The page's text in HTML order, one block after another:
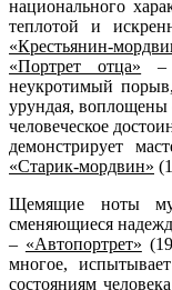
национального
теплотой и
«Крестьянин-
«Портрет отца» –
неукротимый
урундая, воплощены
человеческое
демонстрирует
«Старик-мордвин»
Щемящие ноты
сменяющиеся
– «Автопортрет»
многое,
состояниям